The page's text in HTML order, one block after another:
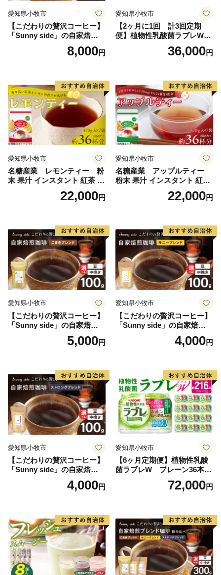
愛知県小牧市
【こだわりの贅沢コーヒー】
「Sunny side」の自家焙煎珈
琲こまきブレンド（200g）
8,000円
愛知県小牧市
【2ヶ月に1回 計3回定期
便】植物性乳酸菌ラブレW
プレーン36本（計108本）
36,000円
愛知県小牧市
名糖産業 レモンティー 粉
末 果汁 インスタント 紅茶 ビ
タミンC 袋 ロングセラー 粉
末飲料 粉末茶 簡単 手軽 ホッ
22,000円
愛知県小牧市
名糖産業 アップルティー
粉末 果汁 インスタント 紅茶
ティー ビタミンC 袋 ロング
セラー 粉末飲料 粉末茶 簡単
22,000円
愛知県小牧市
【こだわりの贅沢コーヒー】
「Sunny side」の自家焙煎珈
琲こまきブレンド（100g）
5,000円
愛知県小牧市
【こだわりの贅沢コーヒー】
「Sunny side」の自家焙煎珈
琲サニーブレンド（100g）
4,000円
愛知県小牧市
【こだわりの贅沢コーヒー】
「Sunny side」の自家焙煎珈
琲ストロングブレンド（100
4,000円
愛知県小牧市
【6ヶ月定期便】植物性乳酸
菌ラブレW プレーン36本
72,000円